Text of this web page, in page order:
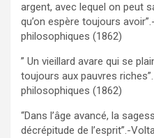
argent, avec lequel on peut
qu’on espère toujours
philosophiques (1862)
” Un vieillard avare qui se
toujours aux pauvres
philosophiques (1862)
“Dans l’âge avancé, la
décrépitude de l’esprit”.-